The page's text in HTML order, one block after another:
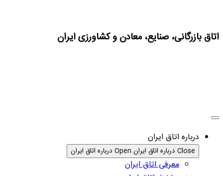
اتاق بازرگانی، صنایع، معادن و کشاورزی ایران
درباره اتاق ایران
Close درباره اتاق ایران Open درباره اتاق ایران
معرفی اتاق ایران